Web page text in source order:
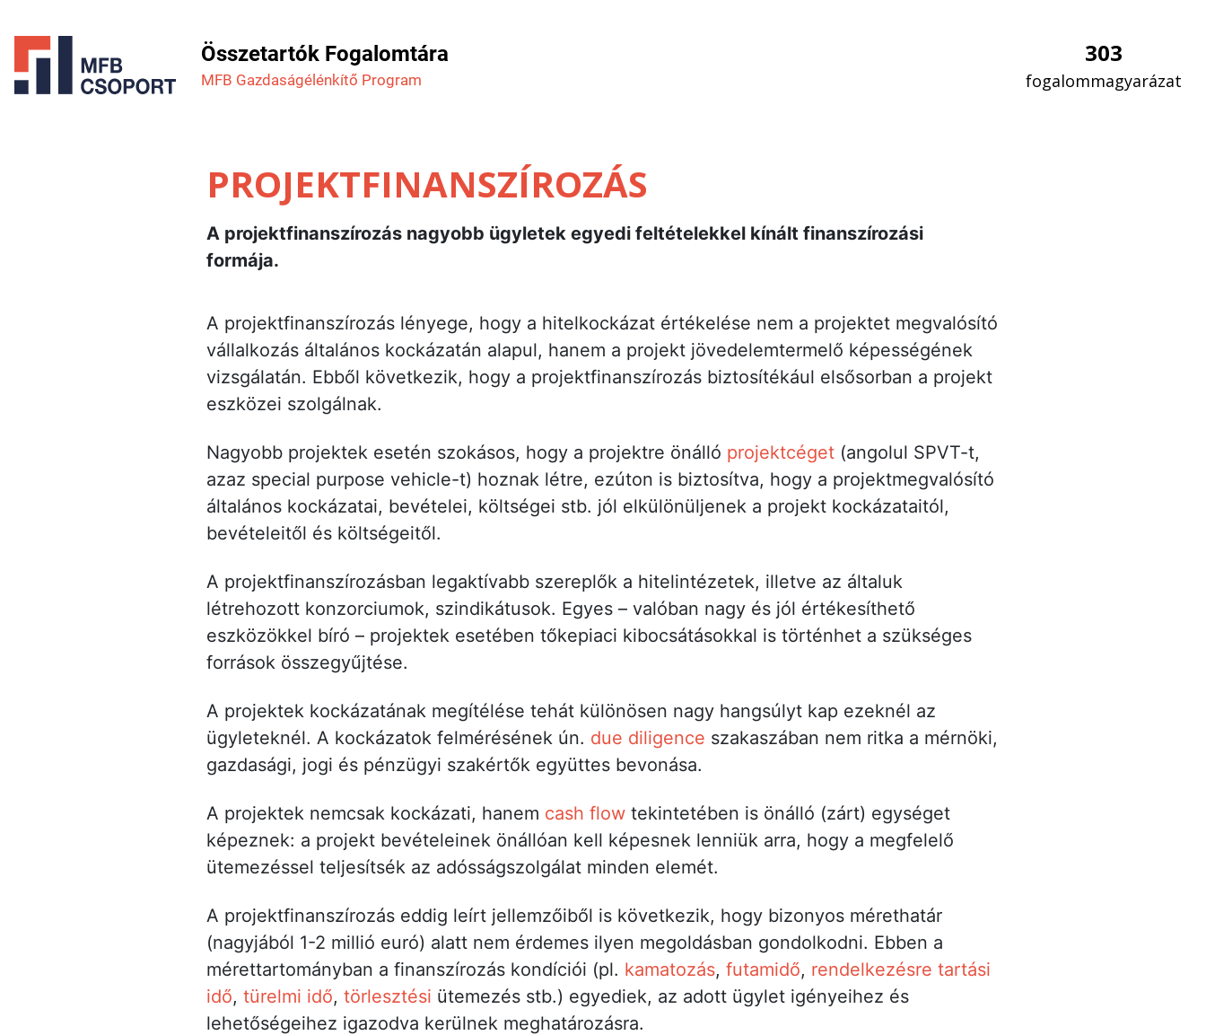
Összetartók Fogalomtára
MFB Gazdaság­élénkítő Program
303
fogalommagyarázat
PROJEKTFINANSZÍROZÁS
A projektfinanszírozás nagyobb ügyletek egyedi feltételekkel kínált finanszírozási
formája.
A projektfinanszírozás lényege, hogy a hitelkockázat értékelése nem a projektet megvalósító
vállalkozás általános kockázatán alapul, hanem a projekt jövedelemtermelő képességének
vizsgálatán. Ebből következik, hogy a projektfinanszírozás biztosítékául elsősorban a projekt
eszközei szolgálnak.
Nagyobb projektek esetén szokásos, hogy a projektre önálló projektcéget(angolul SPVT-t,
azaz special purpose vehicle-t) hoznak létre, ezúton is biztosítva, hogy a projektmegvalósító
általános kockázatai, bevételei, költségei stb. jól elkülönüljenek a projekt kockázataitól,
bevételeitől és költségeitől.
A projektfinanszírozásban legaktívabb szereplők a hitelintézetek, illetve az általuk
létrehozott konzorciumok, szindikátusok. Egyes – valóban nagy és jól értékesíthető
eszközökkel bíró – projektek esetében tőkepiaci kibocsátásokkal is történhet a szükséges
források összegyűjtése.
A projektek kockázatának megítélése tehát különösen nagy hangsúlyt kap ezeknél az
ügyleteknél. A kockázatok felmérésének ún. due diligence szakaszában nem ritka a mérnöki,
gazdasági, jogi és pénzügyi szakértők együttes bevonása.
A projektek nemcsak kockázati, hanem cash flowtekintetében is önálló (zárt) egységet
képeznek: a projekt bevételeinek önállóan kell képesnek lenniük arra, hogy a megfelelő
ütemezéssel teljesítsék az adósságszolgálat minden elemét.
A projektfinanszírozás eddig leírt jellemzőiből is következik, hogy bizonyos mérethatár
(nagyjából 1-2 millió euró) alatt nem érdemes ilyen megoldásban gondolkodni. Ebben a
mérettartományban a finanszírozás kondíciói (pl. kamatozás, futamidő, rendelkezésre tartási
idő, türelmi idő, törlesztési ütemezés stb.) egyediek, az adott ügylet igényeihez és
lehetőségeihez igazodva kerülnek meghatározásra.